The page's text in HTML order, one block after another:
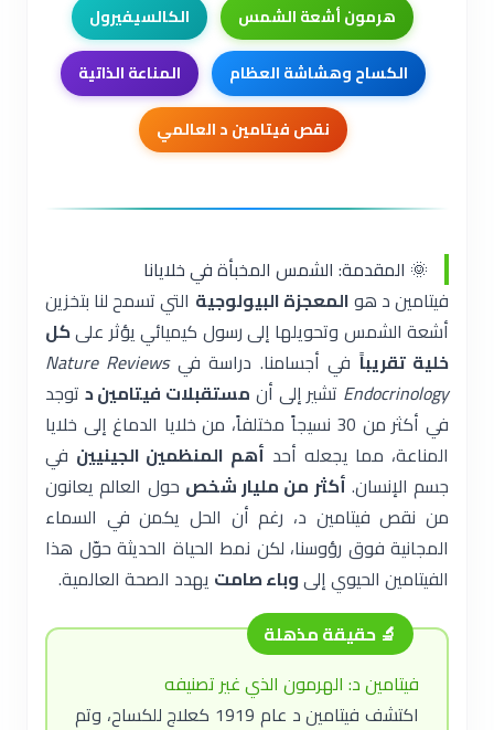
هرمون أشعة الشمس
الكالسيفيرول
الكساح وهشاشة العظام
المناعة الذاتية
نقص فيتامين د العالمي
🌞 المقدمة: الشمس المخبأة في خلايانا
فيتامين د هوالمعجزة البيولوجية التي تسمح لنا بتخزين
أشعة الشمس وتحويلها إلى رسول كيميائي يؤثر علىكل
خلية تقريباً في أجسامنا. دراسة فيNature Reviews
Endocrinology تشير إلى أن مستقبلات فيتامين د توجد
في أكثر من 30 نسيجاً مختلفاً، من خلايا الدماغ إلى خلايا
المناعة، مما يجعله أحد أهم المنظمين الجينيين في
جسم الإنسان. أكثر من مليار شخص حول العالم يعانون
من نقص فيتامين د، رغم أن الحل يكمن في السماء
المجانية فوق رؤوسنا، لكن نمط الحياة الحديثة حوّل هذا
الفيتامين الحيوي إلىوباء صامت يهدد الصحة العالمية.
🔬 حقيقة مذهلة
فيتامين د: الهرمون الذي غير تصنيفه
اكتشف فيتامين د عام 1919 كعلاج للكساح، وتم